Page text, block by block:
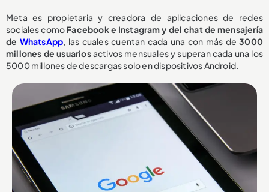
Meta es propietaria y creadora de aplicaciones de redes
sociales como Facebook e Instagram y del chat de mensajería
de WhatsApp, las cuales cuentan cada una con más de3000
millones de usuariosactivos mensuales y superan cada una los
5000 millones de descargas solo en dispositivos Android.